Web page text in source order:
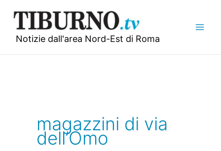
contenuto
Notizie dall'area Nord-Est di Roma
magazzini di via
dell’Omo